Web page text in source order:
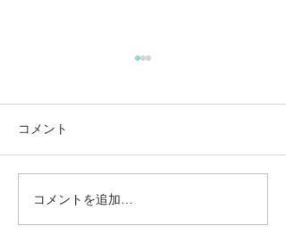
動かないところに、中心
がある。——ロジャース
コメント
コメントを追加…